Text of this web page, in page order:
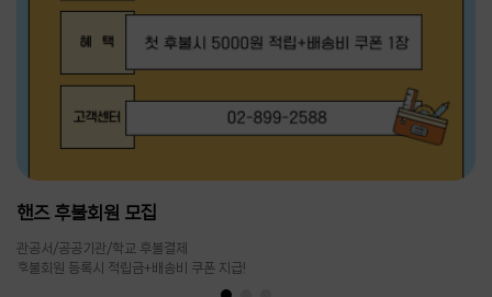
핸즈 후불회원 모집
관공서/공공기관/학교 후불결제
후불회원 등록시 적립금+배송비 쿠폰 지급!